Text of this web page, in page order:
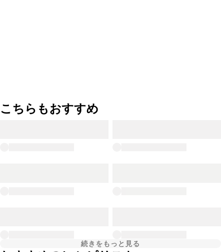
こちらもおすすめ
続きをもっと見る